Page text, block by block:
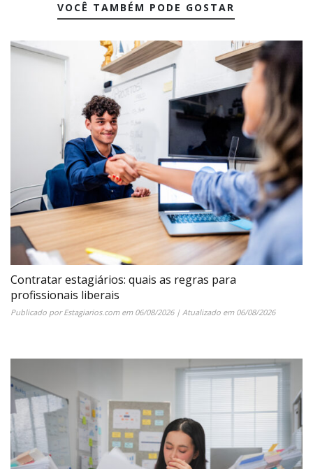
VOCÊ TAMBÉM PODE GOSTAR
Contratar estagiários: quais as regras para
profissionais liberais
Publicado porEstagiarios.comem 06/08/2026| Atualizado em 06/08/2026